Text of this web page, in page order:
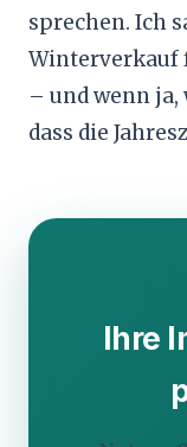
sprechen. Ich
Winterverkauf
– und wenn
dass die
Ihre